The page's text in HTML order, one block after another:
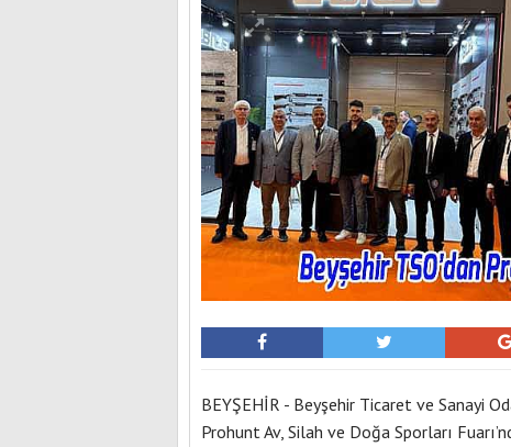
BEYŞEHİR - Beyşehir Ticaret ve Sanayi
Prohunt Av, Silah ve Doğa Sporları